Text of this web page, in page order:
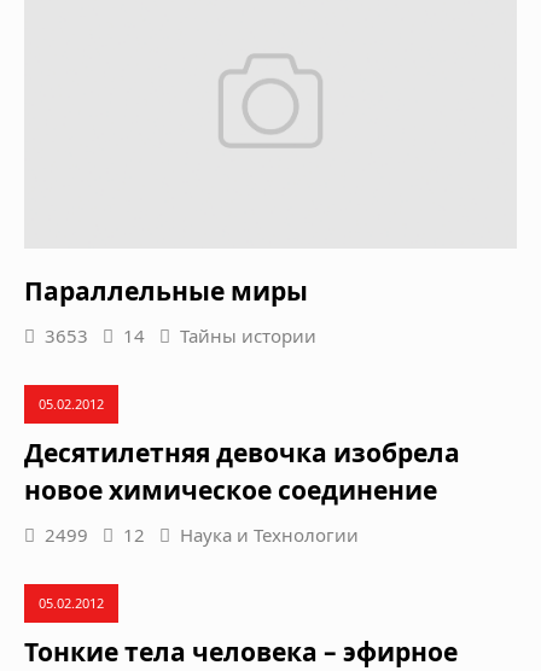
Параллельные миры
3653 14 Тайны истории
05.02.2012
Десятилетняя девочка изобрела
новое химическое соединение
2499 12 Наука и Технологии
05.02.2012
Тонкие тела человека – эфирное